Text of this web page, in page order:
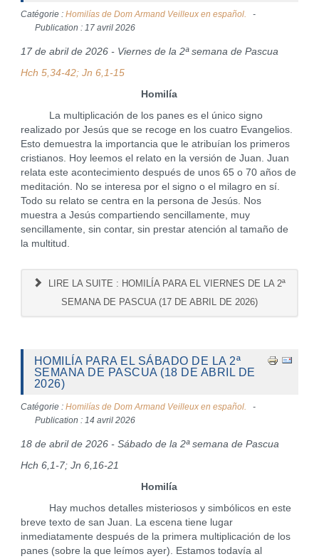
Catégorie : Homilías de Dom Armand Veilleux en español.
Publication : 17 avril 2026
17 de abril de 2026 - Viernes de la 2ª semana de Pascua
Hch 5,34-42; Jn 6,1-15
Homilía
La multiplicación de los panes es el único signo
realizado por Jesús que se recoge en los cuatro Evangelios.
Esto demuestra la importancia que le atribuían los primeros
cristianos. Hoy leemos el relato en la versión de Juan. Juan
relata este acontecimiento después de unos 65 o 70 años de
meditación. No se interesa por el signo o el milagro en sí.
Todo su relato se centra en la persona de Jesús. Nos
muestra a Jesús compartiendo sencillamente, muy
sencillamente, sin contar, sin prestar atención al tamaño de
la multitud.
LIRE LA SUITE : HOMILÍA PARA EL VIERNES DE LA 2ª
SEMANA DE PASCUA (17 DE ABRIL DE 2026)
HOMILÍA PARA EL SÁBADO DE LA 2ª
SEMANA DE PASCUA (18 DE ABRIL DE
2026)
Catégorie : Homilías de Dom Armand Veilleux en español.
Publication : 14 avril 2026
18 de abril de 2026 - Sábado de la 2ª semana de Pascua
Hch 6,1-7; Jn 6,16-21
Homilía
Hay muchos detalles misteriosos y simbólicos en este
breve texto de san Juan. La escena tiene lugar
inmediatamente después de la primera multiplicación de los
panes (sobre la que leímos ayer). Estamos todavía al